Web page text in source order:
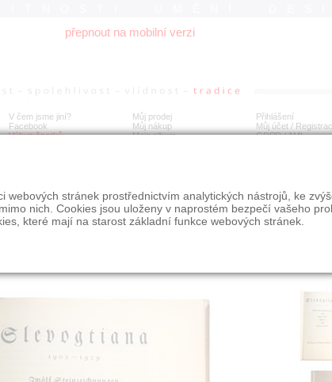
přepnout na mobilní verzi
V čem jsme jiní?
Facebook
Výkup šperků
Můj prodej
Můj nákup
Moje album
Přihlášení
Můj účet /
GDPR/AML
1902 - 1929, Emil Orlik - 12 litografií
webových stránek prostřednictvím analytických nástrojů, ke
nich. Cookies jsou uloženy v naprostém bezpečí vašeho
které mají na starost základní funkce webových stránek.